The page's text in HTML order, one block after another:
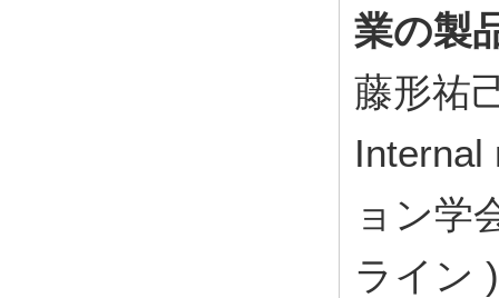
業の製
藤形祐
ョン学
ライン